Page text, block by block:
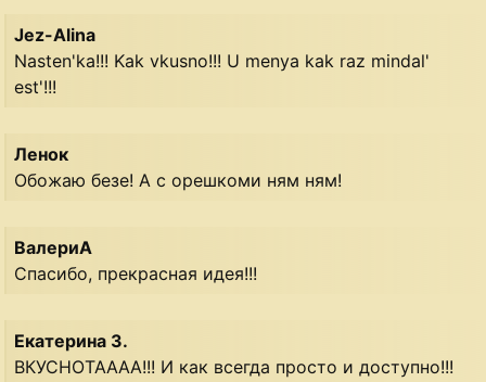
Jez-Alina
Nasten'ka!!! Kak vkusno!!! U menya kak raz mindal'
est'!!!
Ленок
Обожаю безе! А с орешкоми ням ням!
ВалериА
Спасибо, прекрасная идея!!!
Екатерина З.
ВКУСНОТАААА!!! И как всегда просто и доступно!!!